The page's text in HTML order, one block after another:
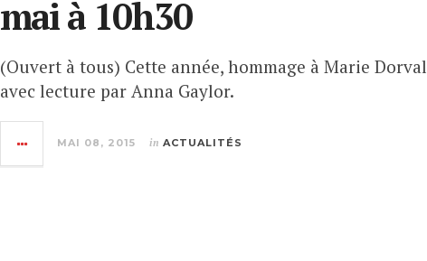
mai à 10h30
(Ouvert à tous) Cette année, hommage à Marie Dorval
avec lecture par Anna Gaylor.
MAI 08, 2015 in ACTUALITÉS